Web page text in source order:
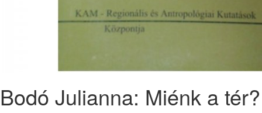
Bodó Julianna: Miénk a tér?